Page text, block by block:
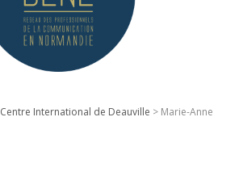
Centre International de Deauville > Marie-Anne